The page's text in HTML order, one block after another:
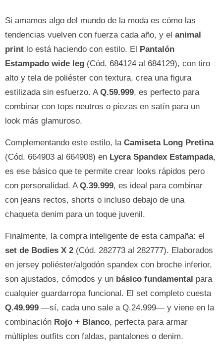
Si amamos algo del mundo de la moda es cómo las
tendencias vuelven con fuerza cada año, y el animal
print lo está haciendo con estilo. El Pantalón
Estampado wide leg (Cód. 684124 al 684129), con tiro
alto y tela de poliéster con textura, crea una figura
estilizada sin esfuerzo. A Q.59.999, es perfecto para
combinar con tops neutros o piezas en satín para un
look más glamuroso.
Complementando este estilo, la Camiseta Long Pretina
(Cód. 664903 al 664908) en Lycra Spandex Estampada,
es ese básico que te permite crear looks rápidos pero
con personalidad. A Q.39.999, es ideal para combinar
con jeans rectos, shorts o incluso debajo de una
chaqueta denim para un toque juvenil.
Finalmente, la compra inteligente de esta campaña: el
set de Bodies X 2 (Cód. 282773 al 282777). Elaborados
en jersey poliéster/algodón spandex con broche inferior,
son ajustados, cómodos y un básico fundamental para
cualquier guardarropa funcional. El set completo cuesta
Q.49.999 —sí, cada uno sale a Q.24.999— y viene en la
combinación Rojo + Blanco, perfecta para armar
múltiples outfits con faldas, pantalones o denim.